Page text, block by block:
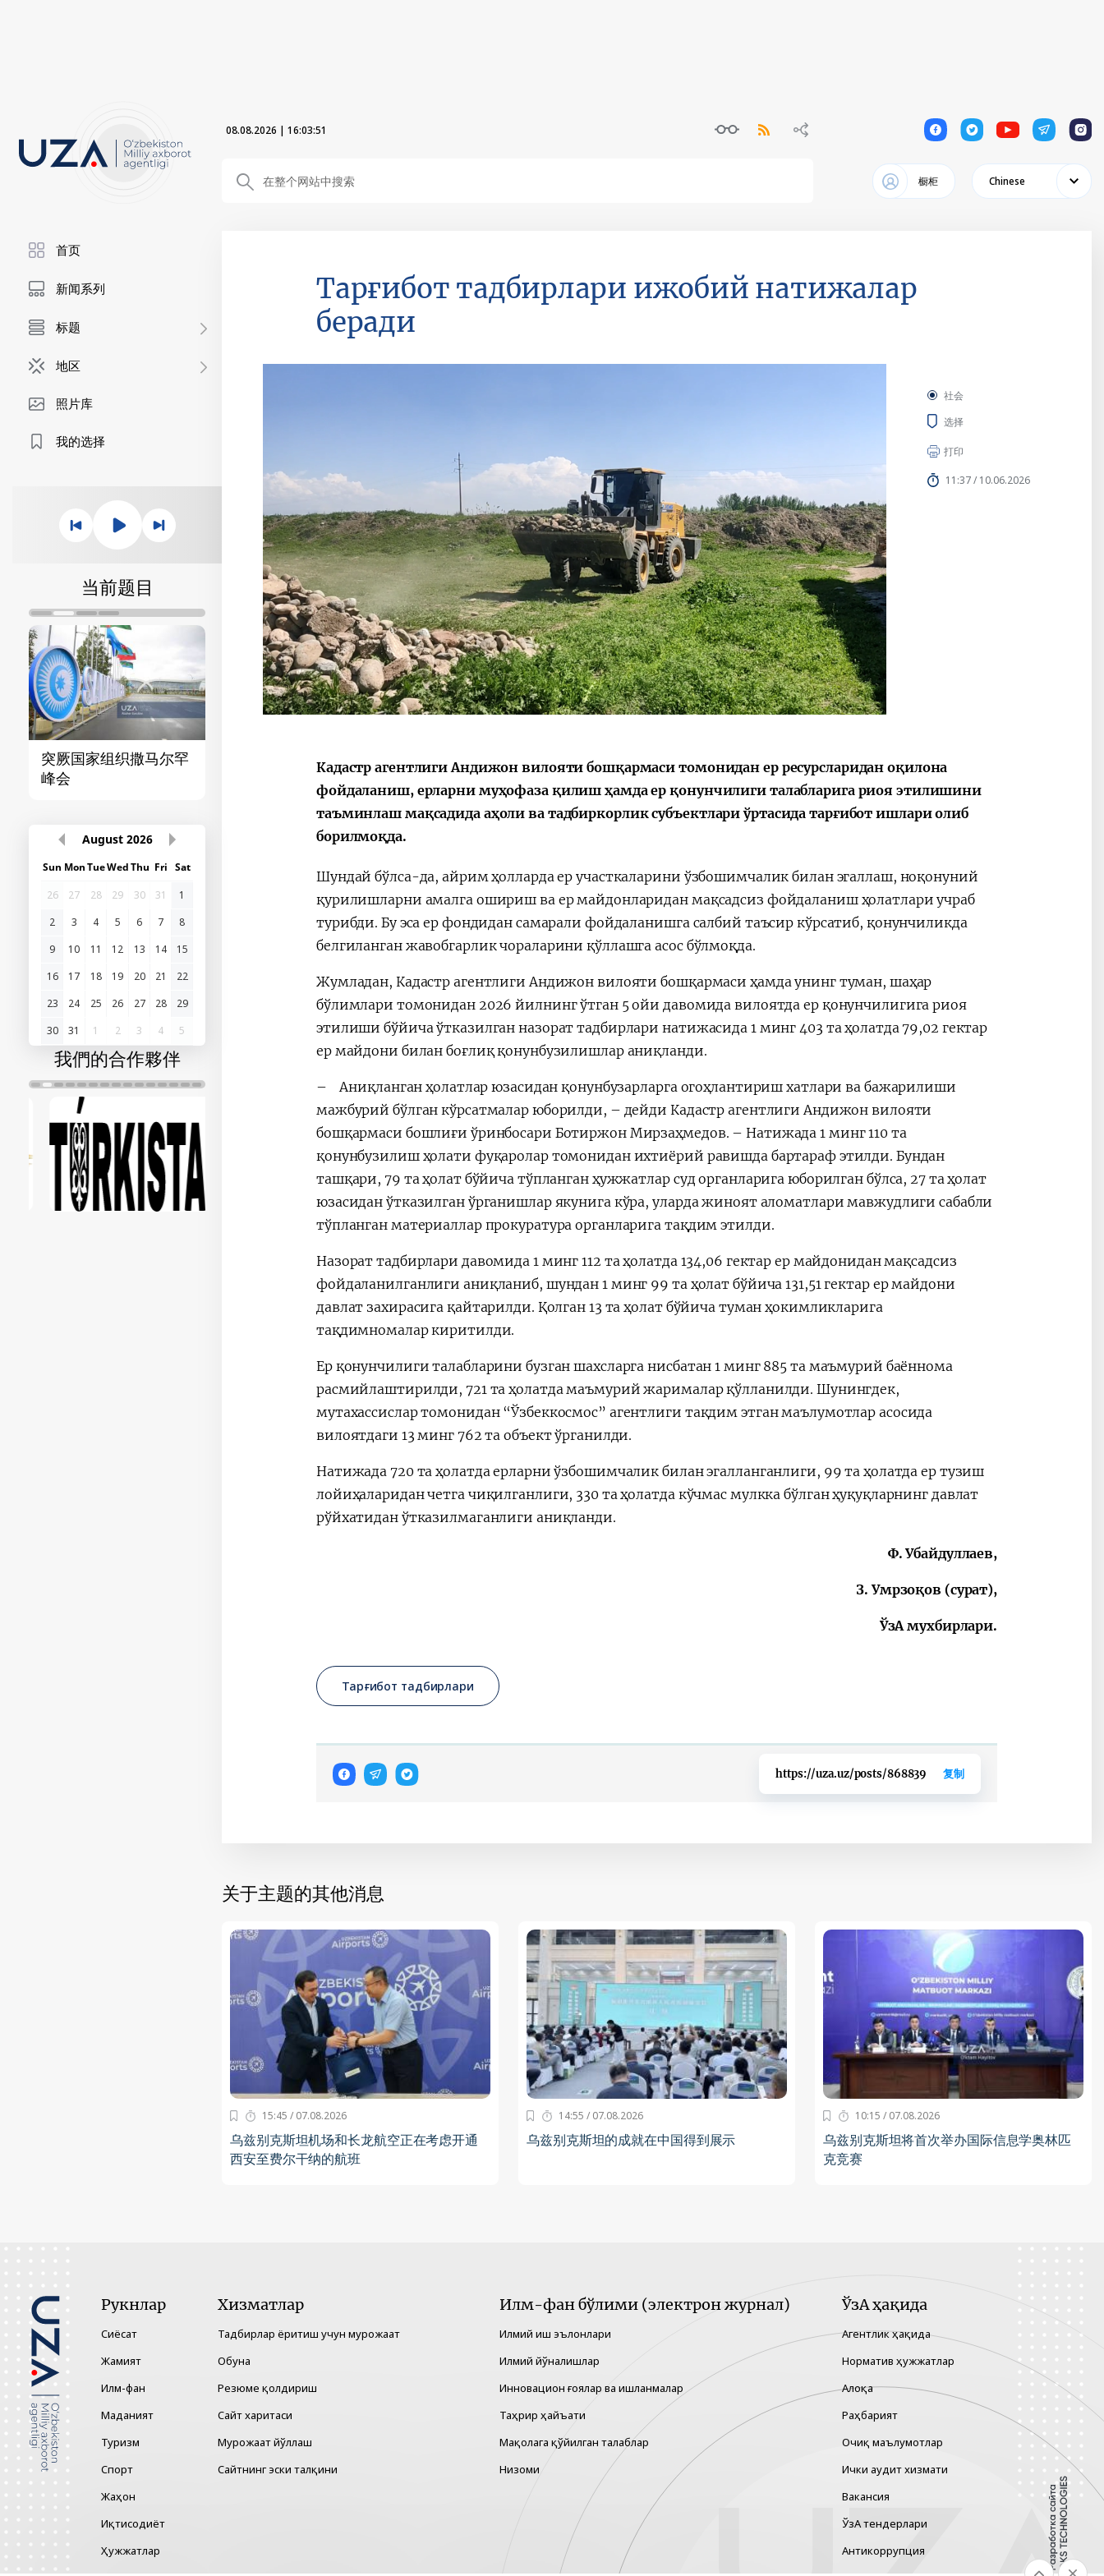
08.08.2026 | 16:03:52 1 1 1 1 1
橱柜 Chinese
首页
新闻系列
标题
地区
照片库
我的选择
当前题目
突厥国家组织撒马尔罕
峰会
首届“中国-中亚”峰会 宪法改革
August 2026
Sun MonTueWedThu Fri Sat
26
27 28 29 30 31
1
2
3 4 5 6 7
8
9
10 11 12 13 14
15
16
17 18 19 20 21
22
23
24 25 26 27 28
29
30
31 1 2 3 4 5
我們的合作夥伴
Тарғибот тадбирлари ижобий натижалар
беради
社会
选择
打印
11:37 / 10.06.2026
Кадастр агентлиги Андижон вилояти бошқармаси томонидан ер ресурсларидан оқилона
фойдаланиш, ерларни муҳофаза қилиш ҳамда ер қонунчилиги талабларига риоя этилишини
таъминлаш мақсадида аҳоли ва тадбиркорлик субъектлари ўртасида тарғибот ишлари олиб
борилмоқда.
Шундай бўлса-да, айрим ҳолларда ер участкаларини ўзбошимчалик билан эгаллаш, ноқонуний
қурилишларни амалга ошириш ва ер майдонларидан мақсадсиз фойдаланиш ҳолатлари учраб
турибди. Бу эса ер фондидан самарали фойдаланишга салбий таъсир кўрсатиб, қонунчиликда
белгиланган жавобгарлик чораларини қўллашга асос бўлмоқда.
Жумладан, Кадастр агентлиги Андижон вилояти бошқармаси ҳамда унинг туман, шаҳар
бўлимлари томонидан 2026 йилнинг ўтган 5 ойи давомида вилоятда ер қонунчилигига риоя
этилиши бўйича ўтказилган назорат тадбирлари натижасида 1 минг 403 та ҳолатда 79,02 гектар
ер майдони билан боғлиқ қонунбузилишлар аниқланди.
– Аниқланган ҳолатлар юзасидан қонунбузарларга огоҳлантириш хатлари ва бажарилиши
мажбурий бўлган кўрсатмалар юборилди, – дейди Кадастр агентлиги Андижон вилояти
бошқармаси бошлиғи ўринбосари Ботиржон Мирзаҳмедов. – Натижада 1 минг 110 та
қонунбузилиш ҳолати фуқаролар томонидан ихтиёрий равишда бартараф этилди. Бундан
ташқари, 79 та ҳолат бўйича тўпланган ҳужжатлар суд органларига юборилган бўлса, 27 та ҳолат
юзасидан ўтказилган ўрганишлар якунига кўра, уларда жиноят аломатлари мавжудлиги сабабли
тўпланган материаллар прокуратура органларига тақдим этилди.
Назорат тадбирлари давомида 1 минг 112 та ҳолатда 134,06 гектар ер майдонидан мақсадсиз
фойдаланилганлиги аниқланиб, шундан 1 минг 99 та ҳолат бўйича 131,51 гектар ер майдони
давлат захирасига қайтарилди. Қолган 13 та ҳолат бўйича туман ҳокимликларига
тақдимномалар киритилди.
Ер қонунчилиги талабларини бузган шахсларга нисбатан 1 минг 885 та маъмурий баённома
расмийлаштирилди, 721 та ҳолатда маъмурий жарималар қўлланилди. Шунингдек,
мутахассислар томонидан “Ўзбеккосмос” агентлиги тақдим этган маълумотлар асосида
вилоятдаги 13 минг 762 та объект ўрганилди.
Натижада 720 та ҳолатда ерларни ўзбошимчалик билан эгалланганлиги, 99 та ҳолатда ер тузиш
лойиҳаларидан четга чиқилганлиги, 330 та ҳолатда кўчмас мулкка бўлган ҳуқуқларнинг давлат
рўйхатидан ўтказилмаганлиги аниқланди.
Ф. Убайдуллаев,
З. Умрзоқов (сурат),
ЎзА мухбирлари.
Тарғибот тадбирлари
https://uza.uz/posts/868839 复制
关于主题的其他消息
15:45 / 07.08.2026
乌兹别克斯坦机场和长龙航空正在考虑开通
西安至费尔干纳的航班
14:55 / 07.08.2026
乌兹别克斯坦的成就在中国得到展示
10:15 / 07.08.2026
乌兹别克斯坦将首次举办国际信息学奥林匹
克竞赛
Рукнлар
Сиёсат
Жамият
Илм-фан
Маданият
Туризм
Спорт
Жаҳон
Иқтисодиёт
Ҳужжатлар
Хизматлар
Тадбирлар ёритиш учун мурожаат
Обуна
Резюме қолдириш
Сайт харитаси
Мурожаат йўллаш
Сайтнинг эски талқини
Илм-фан бўлими (электрон журнал)
Илмий иш эълонлари
Илмий йўналишлар
Инновацион ғоялар ва ишланмалар
Таҳрир ҳайъати
Мақолага қўйилган талаблар
Низоми
ЎзА ҳақида
Агентлик ҳақида
Норматив ҳужжатлар
Алоқа
Раҳбарият
Очиқ маълумотлар
Ички аудит хизмати
Вакансия
ЎзА тендерлари
Антикоррупция